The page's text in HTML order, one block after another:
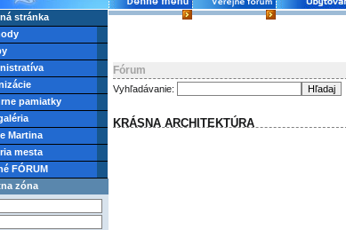
stránka
pamiatky
Martina
mesta
FÓRUM
zóna
Fórum
Vyhľadávanie:
KRÁSNA ARCHITEKTÚRA